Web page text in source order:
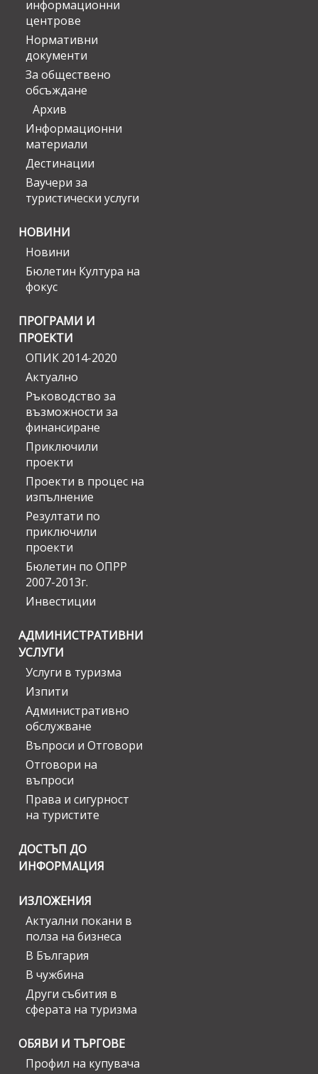
информационни
центрове
Нормативни
документи
За обществено
обсъждане
Архив
Информационни
материали
Дестинации
Ваучери за
туристически услуги
НОВИНИ
Новини
Бюлетин Култура на
фокус
ПРОГРАМИ И
ПРОЕКТИ
ОПИК 2014-2020
Актуално
Ръководство за
възможности за
финансиране
Приключили
проекти
Проекти в процес на
изпълнение
Резултати по
приключили
проекти
Бюлетин по ОПРР
2007-2013г.
Инвестиции
АДМИНИСТРАТИВНИ
УСЛУГИ
Услуги в туризма
Изпити
Административно
обслужване
Въпроси и Отговори
Отговори на
въпроси
Права и сигурност
на туристите
ДОСТЪП ДО
ИНФОРМАЦИЯ
ИЗЛОЖЕНИЯ
Актуални покани в
полза на бизнеса
В България
В чужбина
Други събития в
сферата на туризма
ОБЯВИ И ТЪРГОВЕ
Профил на купувача